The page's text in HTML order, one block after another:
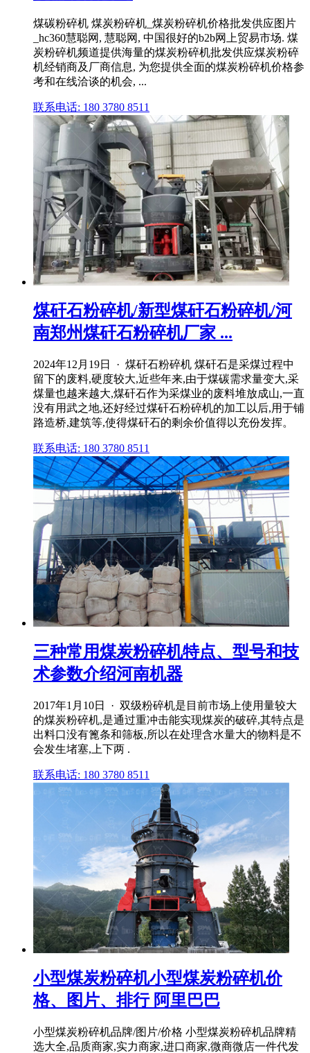
煤碳粉碎机 煤炭粉碎机_煤炭粉碎机价格批发供应图片
_hc360慧聪网, 慧聪网, 中国很好的b2b网上贸易市场. 煤
炭粉碎机频道提供海量的煤炭粉碎机批发供应煤炭粉碎
机经销商及厂商信息, 为您提供全面的煤炭粉碎机价格参
考和在线洽谈的机会, ...
联系电话: 180 3780 8511
煤矸石粉碎机/新型煤矸石粉碎机/河
南郑州煤矸石粉碎机厂家 ...
2024年12月19日 · 煤矸石粉碎机 煤矸石是采煤过程中
留下的废料,硬度较大,近些年来,由于煤碳需求量变大,采
煤量也越来越大,煤矸石作为采煤业的废料堆放成山,一直
没有用武之地,还好经过煤矸石粉碎机的加工以后,用于铺
路造桥,建筑等,使得煤矸石的剩余价值得以充份发挥。
联系电话: 180 3780 8511
三种常用煤炭粉碎机特点、型号和技
术参数介绍河南机器
2017年1月10日 · 双级粉碎机是目前市场上使用量较大
的煤炭粉碎机,是通过重冲击能实现煤炭的破碎,其特点是
出料口没有篦条和筛板,所以在处理含水量大的物料是不
会发生堵塞,上下两 .
联系电话: 180 3780 8511
小型煤炭粉碎机小型煤炭粉碎机价
格、图片、排行 阿里巴巴
小型煤炭粉碎机品牌/图片/价格 小型煤炭粉碎机品牌精
选大全,品质商家,实力商家,进口商家,微商微店一件代发